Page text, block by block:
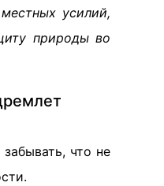
усилий,
природы во
что не